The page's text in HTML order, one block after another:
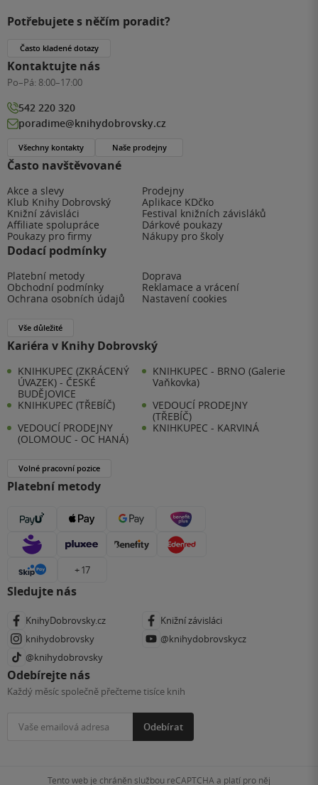
Často navštěvované
Akce a slevy
Prodejny
Klub Knihy Dobrovský
Aplikace KDčko
Knižní závisláci
Festival knižních závisláků
Affiliate spolupráce
Dárkové poukazy
Poukazy pro firmy
Nákupy pro školy
Dodací podmínky
Platební metody
Doprava
Obchodní podmínky
Reklamace a vrácení
Ochrana osobních údajů
Nastavení cookies
Vše důležité
Kariéra v Knihy Dobrovský
KNIHKUPEC (ZKRÁCENÝ
ÚVAZEK) - ČESKÉ
BUDĚJOVICE
KNIHKUPEC - BRNO (Galerie
Vaňkovka)
KNIHKUPEC (TŘEBÍČ)
VEDOUCÍ PRODEJNY
(TŘEBÍČ)
VEDOUCÍ PRODEJNY
(OLOMOUC - OC HANÁ)
KNIHKUPEC - KARVINÁ
Volné pracovní pozice
Platební metody
+ 17
Sledujte nás
KnihyDobrovsky.cz
Knižní závisláci
knihydobrovsky
@knihydobrovskycz
@knihydobrovsky
Odebírejte nás
Každý měsíc společně přečteme tisíce knih
Odebírat
Potřebujete s něčím poradit?
Často kladené dotazy
Kontaktujte nás
Po–Pá: 8:00–17:00
542 220 320
poradime@knihydobrovsky.cz
Všechny kontakty Naše prodejny
Tento web je chráněn službou reCAPTCHA a platí pro něj